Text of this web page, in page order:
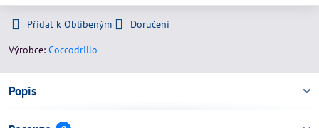
Přidat k Oblíbeným
Doručení
Výrobce: Coccodrillo
Popis